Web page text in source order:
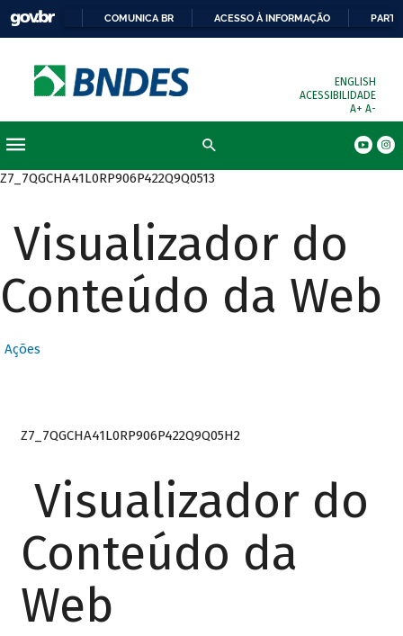
COMUNICA BR ACESSO À INFORMAÇÃO
ENGLISH
ACESSIBILIDADE
A+ A-
Z7_7QGCHA41L0RP906P422Q9Q0513
Visualizador do
Conteúdo da Web
Ações
Z7_7QGCHA41L0RP906P422Q9Q05H2
Visualizador do
Conteúdo da
Web